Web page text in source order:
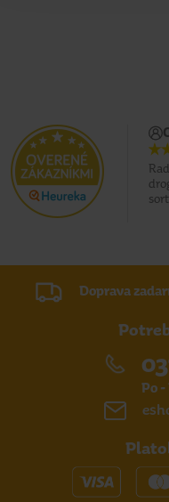
Doprava
Po -